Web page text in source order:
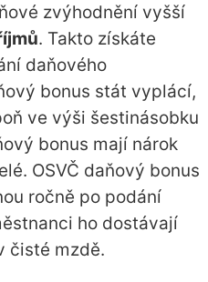
zvýhodnění vyšší
. Takto získáte
daňového
bonus stát vyplácí,
ve výši šestinásobku
bonus mají nárok
OSVČ daňový bonus
ročně po podání
ho dostávají
čisté mzdě.